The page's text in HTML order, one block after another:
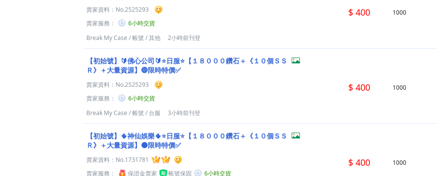
賣家資料： No.2525293
賣家服務：
6小時交貨
Break My Case /帳號/其他 2小時前刊登
$ 400 1000
【初始號】🔰佛心公司🔰⭐日服⭐【１８０００鑽石＋《１０個ＳＳ
Ｒ》＋大量資源】🔴限時特價✅
賣家資料： No.2525293
賣家服務：
6小時交貨
Break My Case /帳號/ 台服 3小時前刊登
$ 400 1000
【初始號】🌵神仙娛樂🌵⭐日服⭐【１８０００鑽石＋《１０個ＳＳ
Ｒ》＋大量資源】🟠限時特價✅
賣家資料： No.1731781
賣家服務：
保證金賣家 帳號保固
6小時交貨
$ 400 1000